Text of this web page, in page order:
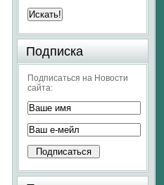
Подписка
Подписаться на Новости
сайта: